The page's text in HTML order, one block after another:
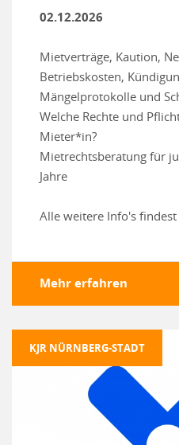
02.12.2026
Mietverträge, Kaution,
Betriebskosten,
Mängelprotokolle und
Welche Rechte und
Mieter*in?
Mietrechtsberatung für
Jahre
Alle weitere Info's
Mehr erfahren
KJR NÜRNBERG-STADT